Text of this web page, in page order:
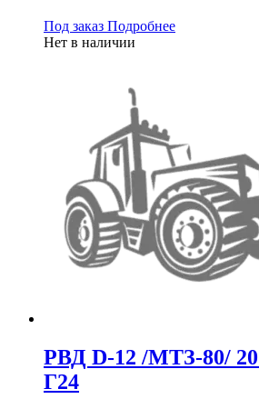
Под заказ Подробнее
Нет в наличии
РВД D-12 /МТЗ-80/
Г24